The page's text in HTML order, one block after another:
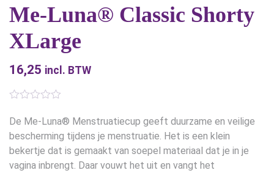
Onze merken
Hoe begin ik?
Me-Luna® Classic Shorty
XLarge
16,25 incl. BTW
De Me-Luna® Menstruatiecup geeft duurzame en veilige
bescherming tijdens je menstruatie. Het is een klein
bekertje dat is gemaakt van soepel materiaal dat je in je
vagina inbrengt. Daar vouwt het uit en vangt het